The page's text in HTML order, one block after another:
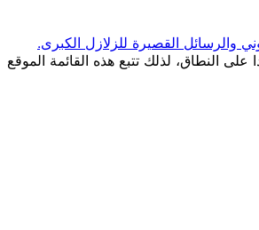
والرسائل القصيرة للزلازل الكبرى.
على النطاق، لذلك تتبع هذه القائمة الموقع